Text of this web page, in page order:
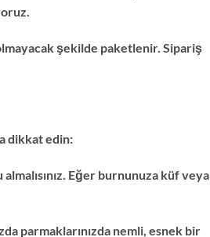
şekilde paketlenir. Sipariş
dikkat edin:
Eğer burnunuza küf veya
parmaklarınızda nemli, esnek bir